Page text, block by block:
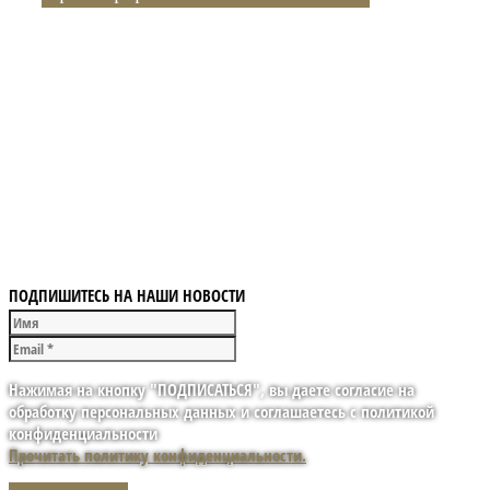
ПОДПИШИТЕСЬ НА НАШИ НОВОСТИ
Нажимая на кнопку "ПОДПИСАТЬСЯ", вы даете согласие на
обработку персональных данных и соглашаетесь с политикой
конфиденциальности
Прочитать политику конфиденциальности.